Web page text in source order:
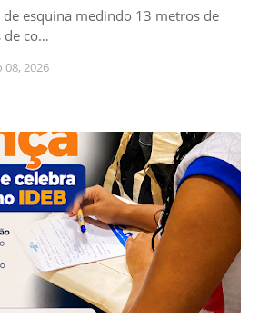
de esquina medindo 13 metros de
de co…
08, 2026